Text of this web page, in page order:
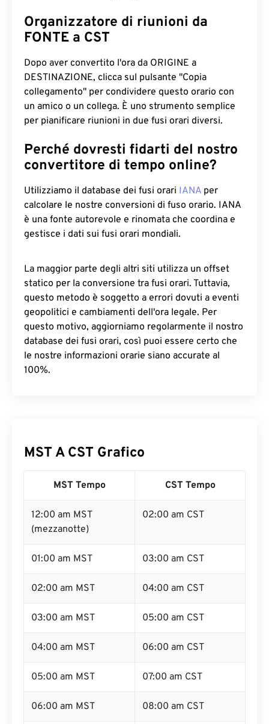
Organizzatore di riunioni da
FONTE a CST
Dopo aver convertito l'ora da ORIGINE a
DESTINAZIONE, clicca sul pulsante "Copia
collegamento" per condividere questo orario con
un amico o un collega. È uno strumento semplice
per pianificare riunioni in due fusi orari diversi.
Perché dovresti fidarti del nostro
convertitore di tempo online?
Utilizziamo il database dei fusi orari IANA per
calcolare le nostre conversioni di fuso orario. IANA
è una fonte autorevole e rinomata che coordina e
gestisce i dati sui fusi orari mondiali.
La maggior parte degli altri siti utilizza un offset
statico per la conversione tra fusi orari. Tuttavia,
questo metodo è soggetto a errori dovuti a eventi
geopolitici e cambiamenti dell'ora legale. Per
questo motivo, aggiorniamo regolarmente il nostro
database dei fusi orari, così puoi essere certo che
le nostre informazioni orarie siano accurate al
100%.
MST A CST Grafico
MST Tempo CST Tempo
12:00 am MST
(mezzanotte)
02:00 am CST
01:00 am MST 03:00 am CST
02:00 am MST 04:00 am CST
03:00 am MST 05:00 am CST
04:00 am MST 06:00 am CST
05:00 am MST 07:00 am CST
06:00 am MST 08:00 am CST